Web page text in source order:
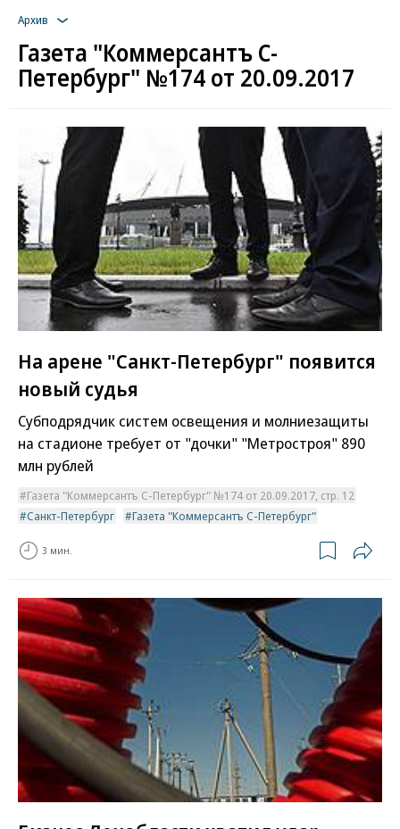
Архив
Газета "Коммерсантъ С-
Петербург" №174 от 20.09.2017
На арене "Санкт-Петербург" появится
новый судья
Субподрядчик систем освещения и молниезащиты
на стадионе требует от "дочки" "Метростроя" 890
млн рублей
Газета "Коммерсантъ С-Петербург" №174 от 20.09.2017, стр. 12
Санкт-Петербург
Газета "Коммерсантъ С-Петербург"
3 мин.